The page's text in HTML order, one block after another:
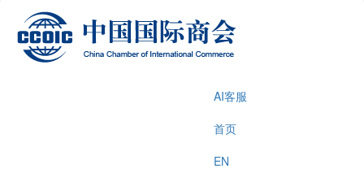
AI客服
首页
EN